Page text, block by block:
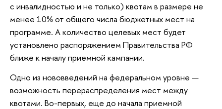
с инвалидностью и не только) квотам в размере не
менее 10% от общего числа бюджетных мест на
программе. А количество целевых мест будет
установлено распоряжением Правительства РФ
ближе к началу приемной кампании.
Одно из нововведений на федеральном уровне —
возможность перераспределения мест между
квотами. Во-первых, еще до начала приемной